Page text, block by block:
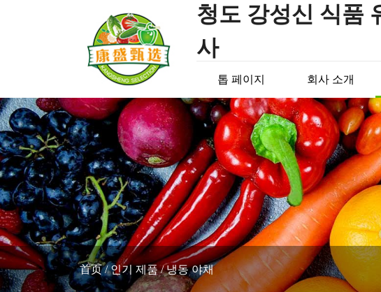
청도 강성신 식품
사
톱 페이지 회사 소개
首页/인기 제품/냉동 야채